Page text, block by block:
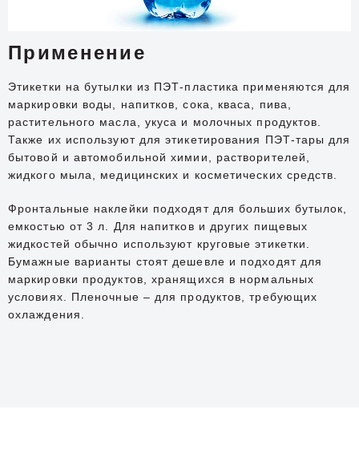
Применение
Этикетки на бутылки из ПЭТ-пластика применяются для
маркировки воды, напитков, сока, кваса, пива,
растительного масла, укуса и молочных продуктов.
Также их используют для этикетирования ПЭТ-тары для
бытовой и автомобильной химии, растворителей,
жидкого мыла, медицинских и косметических средств.
Фронтальные наклейки подходят для больших бутылок,
емкостью от 3 л. Для напитков и других пищевых
жидкостей обычно используют круговые этикетки.
Бумажные варианты стоят дешевле и подходят для
маркировки продуктов, хранящихся в нормальных
условиях. Пленочные – для продуктов, требующих
охлаждения.